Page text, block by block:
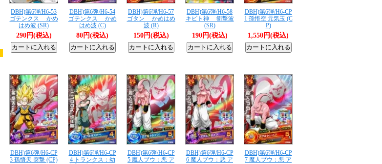
DBH)第6弾/H6-53
ゴテンクス かめ
はめ波 (SR)
290円(税込)
DBH)第6弾/H6-54
ゴテンクス かめ
はめ波 (C)
80円(税込)
DBH)第6弾/H6-57
ゴタン かめはめ
波 (R)
150円(税込)
DBH)第6弾/H6-58
キビト神 衝撃波
(SR)
190円(税込)
DBH)第6弾/H6-CP
1 孫悟空 元気玉 (C
P)
1,550円(税込)
DBH)第6弾/H6-CP
3 孫悟天 突撃 (CP)
DBH)第6弾/H6-CP
4 トランクス：幼
DBH)第6弾/H6-CP
5 魔人ブウ：悪 ア
DBH)第6弾/H6-CP
6 魔人ブウ：悪 ア
DBH)第6弾/H6-CP
7 魔人ブウ：悪 ア